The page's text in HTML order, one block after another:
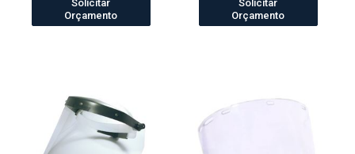
Solicitar
Orçamento
Solicitar
Orçamento